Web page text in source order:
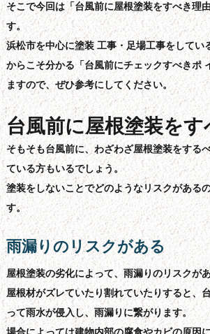
そこで今回は「台風前に屋根塗装をすべき理
す。
浜松市を中心に塗装 工事・足場工事をしてい
からこそ分かる「台風前にチェックすべきポ
ますので、ぜひ参考にしてください。
台風前に屋根塗装を
そもそも台風前に、わざわざ屋根塗装をする
ている方もいるでしょう。
塗装をしないことでどのようなリスクがある
す。
雨漏りのリスクがある
屋根塗装の劣化によって、雨漏りのリスクがあ
屋根材がズレていたり割れていたりすると、
って雨水が侵入し、雨漏りに繋がります。